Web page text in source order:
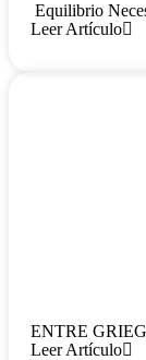
Equilibrio
Leer Artículo
ENTRE
Leer Artículo